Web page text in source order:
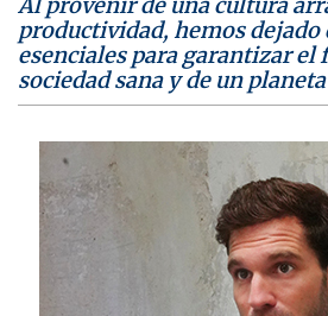
Al provenir de una cultura
productividad, hemos dejado
esenciales para garantizar el
sociedad sana y de un